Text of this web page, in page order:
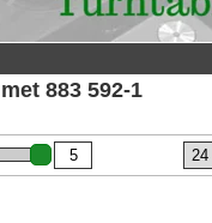
883 592-1